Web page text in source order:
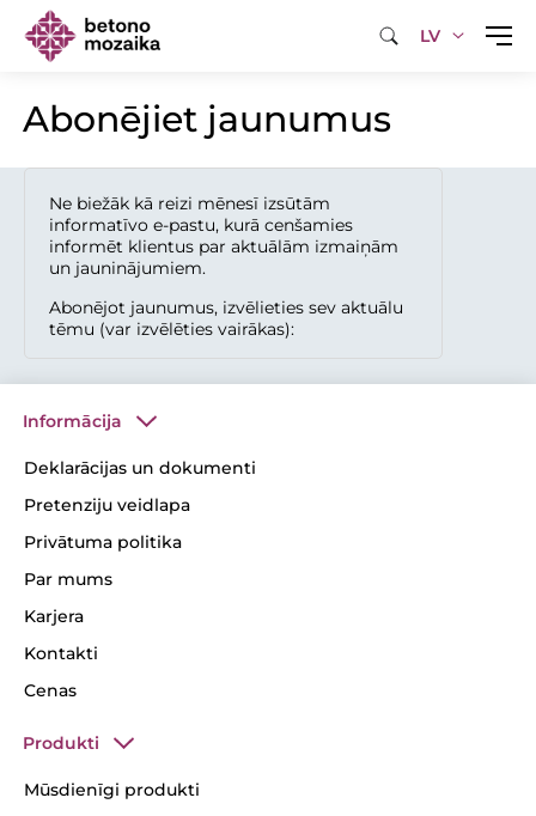
LV
Abonējiet jaunumus
Ne biežāk kā reizi mēnesī izsūtām
informatīvo e-pastu, kurā cenšamies
informēt klientus par aktuālām izmaiņām
un jauninājumiem.
Abonējot jaunumus, izvēlieties sev aktuālu
tēmu (var izvēlēties vairākas):
Informācija
Deklarācijas un dokumenti
Pretenziju veidlapa
Privātuma politika
Par mums
Karjera
Kontakti
Cenas
Produkti
Mūsdienīgi produkti